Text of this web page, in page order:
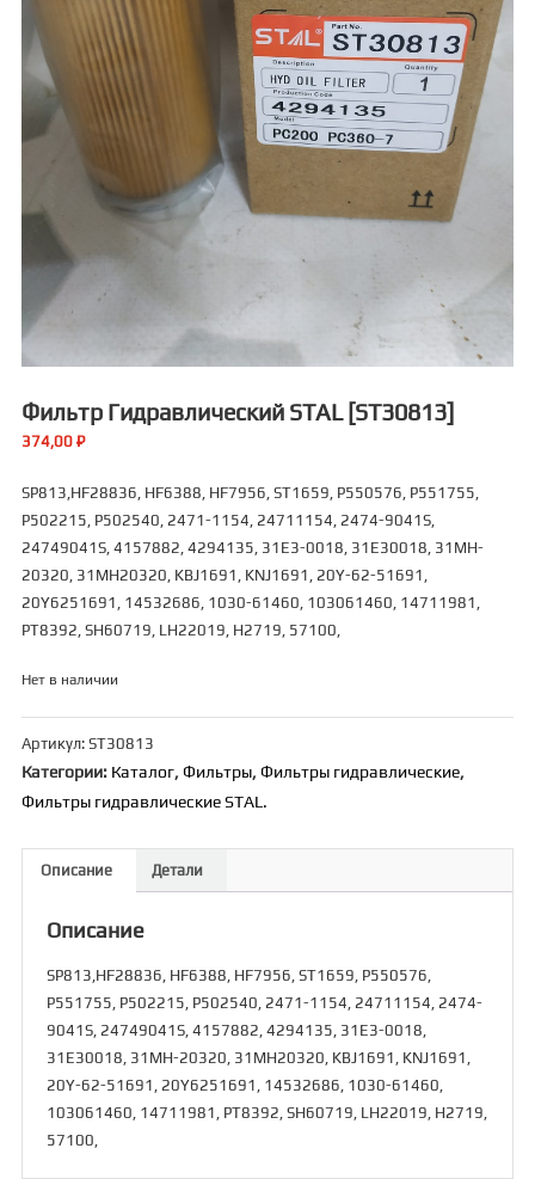
Фильтр Гидравлический STAL [ST30813]
374,00 ₽
SP813,HF28836, HF6388, HF7956, ST1659, P550576, P551755,
P502215, P502540, 2471-1154, 24711154, 2474-9041S,
24749041S, 4157882, 4294135, 31E3-0018, 31E30018, 31MH-
20320, 31MH20320, KBJ1691, KNJ1691, 20Y-62-51691,
20Y6251691, 14532686, 1030-61460, 103061460, 14711981,
PT8392, SH60719, LH22019, H2719, 57100,
Нет в наличии
Артикул: ST30813
Категории: Каталог, Фильтры, Фильтры гидравлические,
Фильтры гидравлические STAL.
Описание Детали
Описание
SP813,HF28836, HF6388, HF7956, ST1659, P550576,
P551755, P502215, P502540, 2471-1154, 24711154, 2474-
9041S, 24749041S, 4157882, 4294135, 31E3-0018,
31E30018, 31MH-20320, 31MH20320, KBJ1691, KNJ1691,
20Y-62-51691, 20Y6251691, 14532686, 1030-61460,
103061460, 14711981, PT8392, SH60719, LH22019, H2719,
57100,